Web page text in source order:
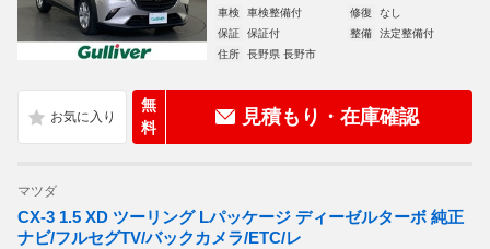
車検
車検整備付 修復
なし
保証
保証付 整備
法定整備付
住所
長野県 長野市
無
料
見積もり・在庫確認
マツダ
CX-3 1.5 XD ツーリング Lパッケージ ディーゼルターボ 純正
ナビ/フルセグTV/バックカメラ/ETC/レ